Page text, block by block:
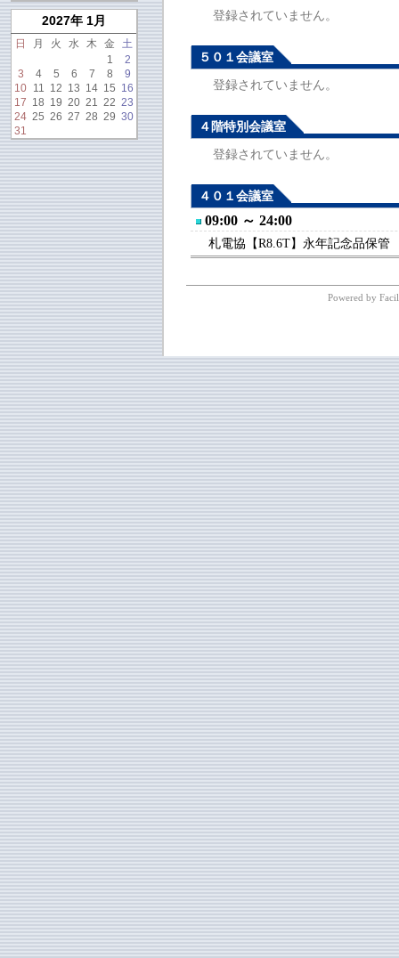
登録されていません。
５０１会議室
登録されていません。
４階特別会議室
登録されていません。
４０１会議室
09:00 ～ 24:00
札電協【R8.6T】永年記念品保管
Powered by
2027年 1月
日 月 火 水 木 金
土
1
2
3
4 5 6 7 8
9
10 11 12 13 14 15 16
17 18 19 20 21 22 23
24 25 26 27 28 29 30
31